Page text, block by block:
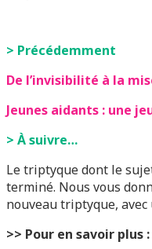
> Précédemment
De l’invisibilité à la
Jeunes aidants : une
> À suivre…
Le triptyque dont le
terminé. Nous vous
nouveau triptyque,
>> Pour en savoir plus :